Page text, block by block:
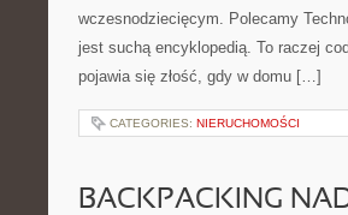
wczesnodziecięcym. Polecamy
jest suchą encyklopedią. To raczej
pojawia się złość, gdy w domu […]
CATEGORIES: NIERUCHOMOŚCI
BACKPACKING